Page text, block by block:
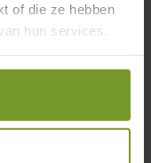
of die ze hebben
hun services.